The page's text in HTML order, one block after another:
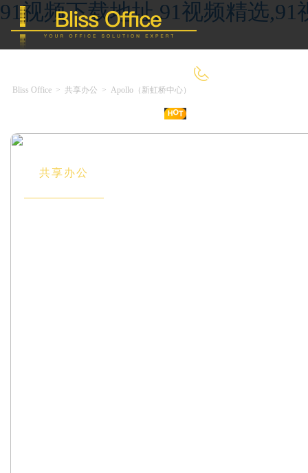
91视频下载地址,91视频精选
共享办公
Bliss Office > 共享办公 > Apollo（新虹桥中心）